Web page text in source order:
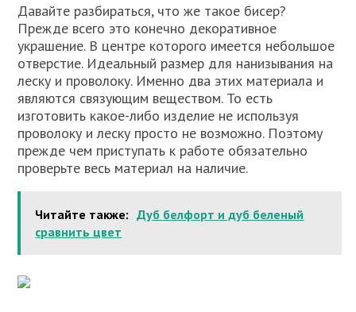
Давайте разбираться, что же такое бисер?
Прежде всего это конечно декоративное
украшение. В центре которого имеется небольшое
отверстие. Идеальный размер для нанизывания на
леску и проволоку. Именно два этих материала и
являются связующим веществом. То есть
изготовить какое-либо изделие не используя
проволоку и леску просто не возможно. Поэтому
прежде чем приступать к работе обязательно
проверьте весь материал на наличие.
Читайте также: Дуб белфорт и дуб беленый
сравнить цвет